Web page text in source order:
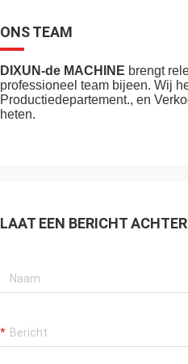
ONS TEAM
DIXUN-de MACHINE brengt
professioneel team bijeen. Wij
Productiedepartement., en
heten.
LAAT EEN BERICHT ACHTER